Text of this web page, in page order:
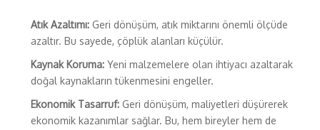
Atık Azaltımı: Geri dönüşüm, atık miktarını önemli ölçüde
azaltır. Bu sayede, çöplük alanları küçülür.
Kaynak Koruma: Yeni malzemelere olan ihtiyacı azaltarak
doğal kaynakların tükenmesini engeller.
Ekonomik Tasarruf: Geri dönüşüm, maliyetleri düşürerek
ekonomik kazanımlar sağlar. Bu, hem bireyler hem de